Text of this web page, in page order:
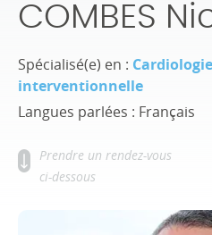
COMBES
Spécialisé(e) en :
interventionnelle
Langues parlées : Français
Prendre un rendez-vous
ci-dessous